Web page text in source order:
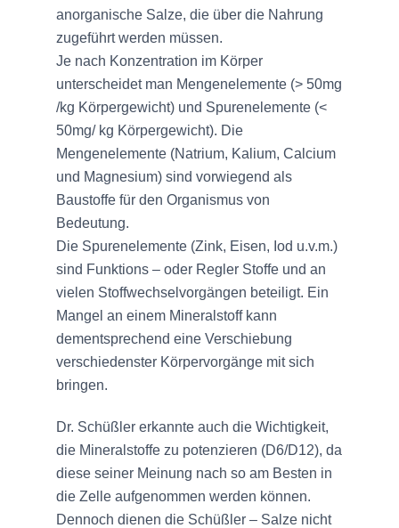
anorganische Salze, die über die Nahrung
zugeführt werden müssen.
Je nach Konzentration im Körper
unterscheidet man Mengenelemente (> 50mg
/kg Körpergewicht) und Spurenelemente (<
50mg/ kg Körpergewicht). Die
Mengenelemente (Natrium, Kalium, Calcium
und Magnesium) sind vorwiegend als
Baustoffe für den Organismus von
Bedeutung.
Die Spurenelemente (Zink, Eisen, Iod u.v.m.)
sind Funktions – oder Regler Stoffe und an
vielen Stoffwechselvorgängen beteiligt. Ein
Mangel an einem Mineralstoff kann
dementsprechend eine Verschiebung
verschiedenster Körpervorgänge mit sich
bringen.
Dr. Schüßler erkannte auch die Wichtigkeit,
die Mineralstoffe zu potenzieren (D6/D12), da
diese seiner Meinung nach so am Besten in
die Zelle aufgenommen werden können.
Dennoch dienen die Schüßler – Salze nicht